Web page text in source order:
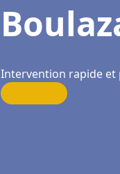
Intervention rapide et